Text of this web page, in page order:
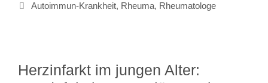
Autoimmun-Krankheit, Rheuma, Rheumatologe
Herzinfarkt im jungen Alter: